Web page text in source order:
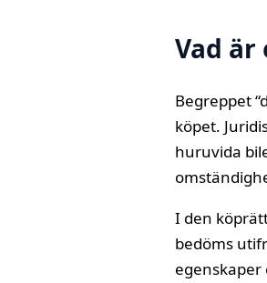
Vad
Begreppet
köpet.
huruvida
I den
bedöms
egenskaper